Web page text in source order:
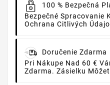
100 % Bezpečná
Bezpečné Spracovanie
Ochrana Citlivých
Doručenie Zdarma
Pri Nákupe Nad 60 €
Zdarma. Zásielku